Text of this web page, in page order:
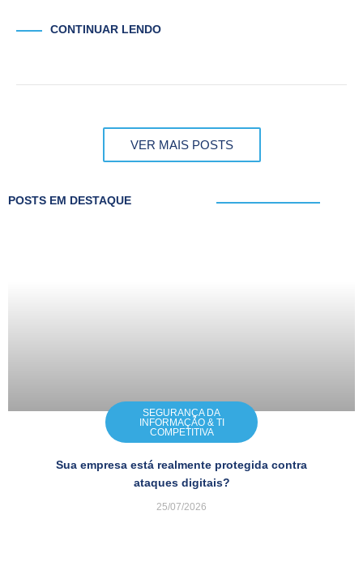
CONTINUAR LENDO
VER MAIS POSTS
POSTS EM DESTAQUE
SEGURANÇA DA
INFORMAÇÃO & TI
COMPETITIVA
Sua empresa está realmente protegida contra
ataques digitais?
25/07/2026